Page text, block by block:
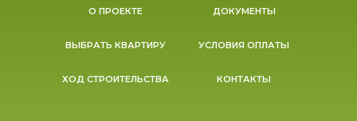
О ПРОЕКТЕ
ВЫБРАТЬ КВАРТИРУ
ХОД СТРОИТЕЛЬСТВА
ДОКУМЕНТЫ
КОНТАКТЫ
УСЛОВИЯ ОПЛАТЫ